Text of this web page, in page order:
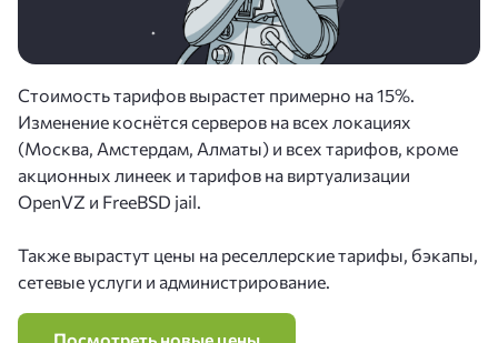
Стоимость тарифов вырастет примерно на 15%.
Изменение коснётся серверов на всех локациях
(Москва, Амстердам, Алматы) и всех тарифов, кроме
акционных линеек и тарифов на виртуализации
OpenVZ и FreeBSD jail.
Также вырастут цены на реселлерские тарифы, бэкапы,
сетевые услуги и администрирование.